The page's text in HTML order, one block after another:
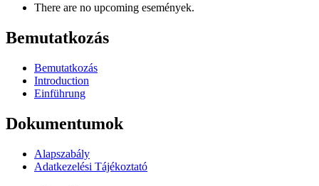
There are no upcoming események.
Bemutatkozás
Bemutatkozás
Introduction
Einführung
Dokumentumok
Alapszabály
Adatkezelési Tájékoztató